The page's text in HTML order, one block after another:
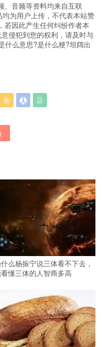
、音频等资料均来自互联
均为用户上传，不代表本站赞
若因此产生任何纠纷作者本
侵犯到您的权利，请及时与
什么意思?是什么梗?坦阔出
  
)
么杨振宁说三体看不下去，
懂三体的人智商多高